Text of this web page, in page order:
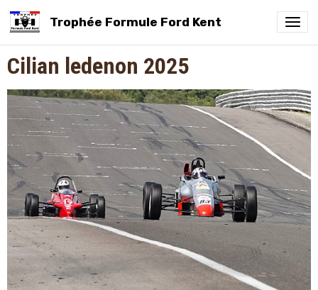
Trophée Formule Ford Kent
Cilian ledenon 2025